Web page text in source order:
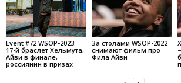
Event #72 WSOP-2023:
17-й браслет Хельмута,
Айви в финале,
россиянин в призах
За столами WSOP-2022
снимают фильм про
Фила Айви